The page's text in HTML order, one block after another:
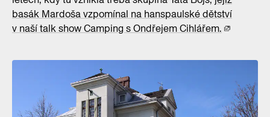
basák Mardoša vzpomínal na hanspaulské dětství
v naší talk show Camping s Ondřejem Cihlářem.